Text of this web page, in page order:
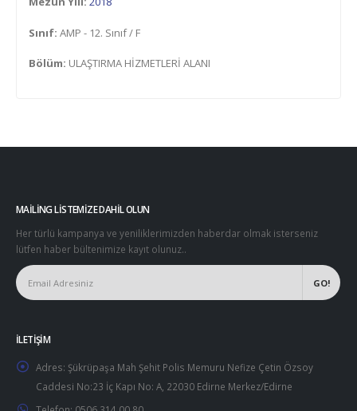
Sınıf: AMP - 12. Sınıf / F
Bölüm: ULAŞTIRMA HİZMETLERİ ALANI
MAILING LISTEMIZE DAHIL OLUN
Her türlü kampanya ve yeniliklerimizden haberdar olmak isterseniz
lütfen haber bültenimize kayıt olunuz..
İLETIŞIM
Adres: Şükrüpaşa Mah Şehit Polis Memuru Nefize Çetin Özsoy
Caddesi No:23 İç Kapı No: A, 22030 Edirne Merkez/Edirne